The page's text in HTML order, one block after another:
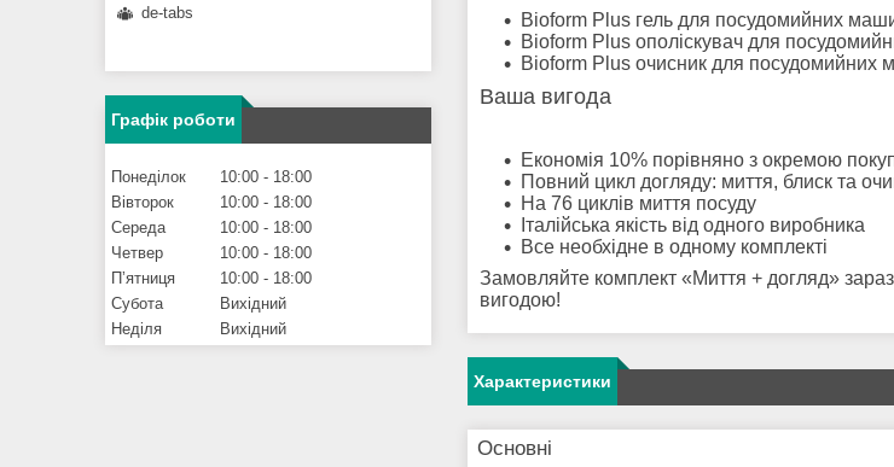
Bioform Plus гель для посудомийних
Bioform Plus ополіскувач для
Bioform Plus очисник для посудомийних
Ваша вигода
Економія 10% порівняно з окремою
Повний цикл догляду: миття, блиск та
На 76 циклів миття посуду
Італійська якість від одного виробника
Все необхідне в одному комплекті
Замовляйте комплект «Миття + догляд»
вигодою!
Характеристики
Основні
de-tabs
Графік роботи
Понеділок 10:00
18:00
Вівторок
10:00
18:00
Середа
10:00
18:00
Четвер
10:00
18:00
Пʼятниця
10:00
18:00
Субота
Вихідний
Неділя
Вихідний